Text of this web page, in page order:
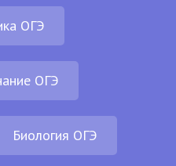
ОГЭ
ОГЭ
Биология ОГЭ